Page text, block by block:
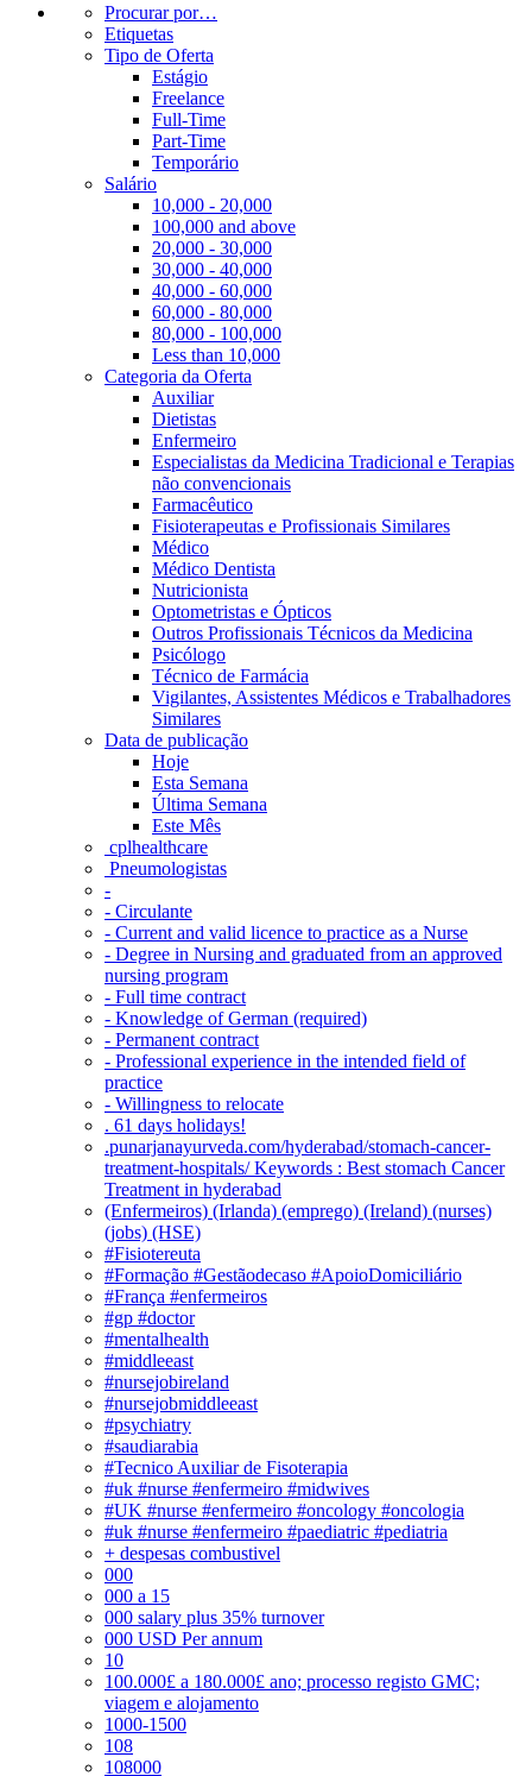
Procurar por…
Etiquetas
Tipo de Oferta
Estágio
Freelance
Full-Time
Part-Time
Temporário
Salário
10,000 - 20,000
100,000 and above
20,000 - 30,000
30,000 - 40,000
40,000 - 60,000
60,000 - 80,000
80,000 - 100,000
Less than 10,000
Categoria da Oferta
Auxiliar
Dietistas
Enfermeiro
Especialistas da Medicina Tradicional e Terapias
não convencionais
Farmacêutico
Fisioterapeutas e Profissionais Similares
Médico
Médico Dentista
Nutricionista
Optometristas e Ópticos
Outros Profissionais Técnicos da Medicina
Psicólogo
Técnico de Farmácia
Vigilantes, Assistentes Médicos e Trabalhadores
Similares
Data de publicação
Hoje
Esta Semana
Última Semana
Este Mês
‎ cplhealthcare‬
Pneumologistas
-
- Circulante
- Current and valid licence to practice as a Nurse
- Degree in Nursing and graduated from an approved
nursing program
- Full time contract
- Knowledge of German (required)
- Permanent contract
- Professional experience in the intended field of
practice
- Willingness to relocate
. 61 days holidays!
.punarjanayurveda.com/hyderabad/stomach-cancer-
treatment-hospitals/ Keywords : Best stomach Cancer
Treatment in hyderabad
(Enfermeiros) (Irlanda) (emprego) (Ireland) (nurses)
(jobs) (HSE)
#Fisiotereuta
#Formação #Gestãodecaso #ApoioDomiciliário
#França #enfermeiros
#gp #doctor
#mentalhealth
#middleeast
#nursejobireland
#nursejobmiddleeast
#psychiatry
#saudiarabia
#Tecnico Auxiliar de Fisoterapia
#uk #nurse #enfermeiro #midwives
#UK #nurse #enfermeiro #oncology #oncologia
#uk #nurse #enfermeiro #paediatric #pediatria
+ despesas combustivel
000
000 a 15
000 salary plus 35% turnover
000 USD Per annum
10
100.000£ a 180.000£ ano; processo registo GMC;
viagem e alojamento
1000-1500
108
108000